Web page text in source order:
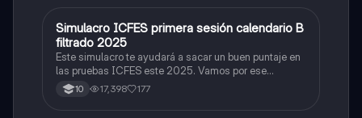
ICFES: Matemáticas
Simulacro ICFES primera sesión calendario B
filtrado 2025
Este simulacro te ayudará a sacar un buen puntaje en
las pruebas ICFES este 2025. Vamos por ese
500/500. Y poder ser admitido en la universidad que
quieras, estudiar la carrera que quieres y no la que te
10 17,398 177